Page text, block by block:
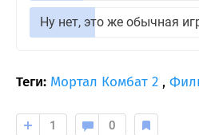
Ну нет, это же обычная
Теги: Мортал Комбат 2 ,
1 0